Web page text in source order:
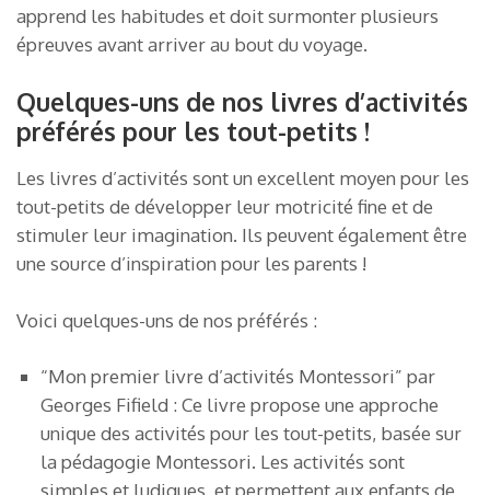
apprend les habitudes et doit surmonter plusieurs
épreuves avant arriver au bout du voyage.
Quelques-uns de nos livres d’activités
préférés pour les tout-petits !
Les livres d’activités sont un excellent moyen pour les
tout-petits de développer leur motricité fine et de
stimuler leur imagination. Ils peuvent également être
une source d’inspiration pour les parents !
Voici quelques-uns de nos préférés :
“Mon premier livre d’activités Montessori” par
Georges Fifield : Ce livre propose une approche
unique des activités pour les tout-petits, basée sur
la pédagogie Montessori. Les activités sont